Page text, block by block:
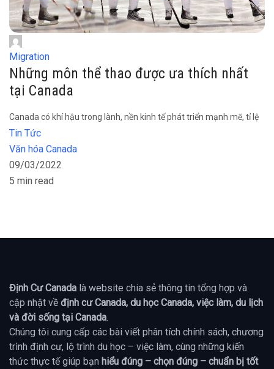
Migration
Những môn thể thao được ưa thích nhất
tại Canada
Canada có khí hậu trong lành, nền kinh tế phát triển mạnh mẽ, tỉ lệ
Tin Tức
Văn hóa Canada
09/03/2022
5 min read
Định Cư Canada là website chia sẻ thông tin tổng hợp và
cập nhật về định cư Canada, du học Canada, việc làm, du lịch
và đời sống tại Canada
Chúng tôi cung cấp các bài viết phân tích chính sách, chương
trình định cư, lộ trình du học – việc làm, cùng những kiến
thức thực tế giúp bạn hiểu đúng – chọn đúng – chuẩn bị tốt